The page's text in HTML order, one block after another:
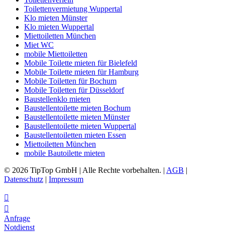
Toilettenvermietung Wuppertal
Klo mieten Münster
Klo mieten Wuppertal
Miettoiletten München
Miet WC
mobile Miettoiletten
Mobile Toilette mieten für Bielefeld
Mobile Toilette mieten für Hamburg
Mobile Toiletten für Bochum
Mobile Toiletten für Düsseldorf
Baustellenklo mieten
Baustellentoilette mieten Bochum
Baustellentoilette mieten Münster
Baustellentoilette mieten Wuppertal
Baustellentoiletten mieten Essen
Miettoiletten München
mobile Bautoilette mieten
© 2026 TipTop GmbH | Alle Rechte vorbehalten. | AGB |
Datenschutz | Impressum


Anfrage
Notdienst